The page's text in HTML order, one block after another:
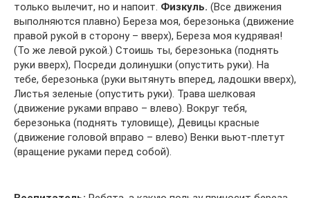
только вылечит, но и напоит. Физкуль. (Все движения
выполняются плавно) Береза моя, березонька (движение
правой рукой в сторону – вверх), Береза моя кудрявая!
(То же левой рукой.) Стоишь ты, березонька (поднять
руки вверх), Посреди долинушки (опустить руки). На
тебе, березонька (руки вытянуть вперед, ладошки вверх),
Листья зеленые (опустить руки). Трава шелковая
(движение руками вправо – влево). Вокруг тебя,
березонька (поднять туловище), Девицы красные
(движение головой вправо – влево) Венки вьют-плетут
(вращение руками перед собой).